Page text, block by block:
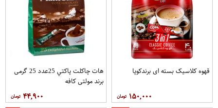
قهوه کلاسيک بسته ای برندکوپا
۱۵۰,۰۰۰
هات چاکلت پاکتي 25عدد 25 گرمی
برند مولتي کافه
۴۴,۹۰۰